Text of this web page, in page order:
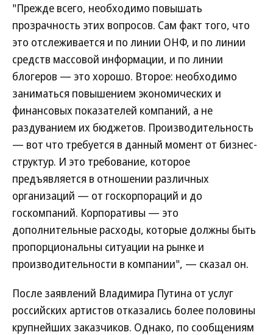
"Прежде всего, необходимо повышать
прозрачность этих вопросов. Сам факт того, что
это отслеживается и по линии ОНФ, и по линии
средств массовой информации, и по линии
блогеров — это хорошо. Второе: необходимо
заниматься повышением экономических и
финансовых показателей компаний, а не
раздуванием их бюджетов. Производительность
— вот что требуется в данный момент от бизнес-
структур. И это требование, которое
предъявляется в отношении различных
организаций — от госкорпораций и до
госкомпаний. Корпоративы — это
дополнительные расходы, которые должны быть
пропорциональны ситуации на рынке и
производительности в компании", — сказал он.
После заявлений Владимира Путина от услуг
российских артистов отказались более половины
крупнейших заказчиков. Однако, по сообщениям